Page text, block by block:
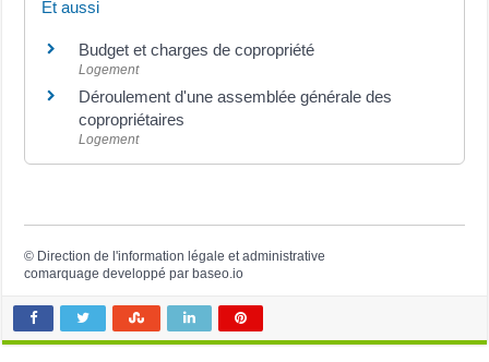
Et aussi
Budget et charges de copropriété
Logement
Déroulement d'une assemblée générale des
copropriétaires
Logement
© Direction de l'information légale et administrative
comarquage developpé parbaseo.io